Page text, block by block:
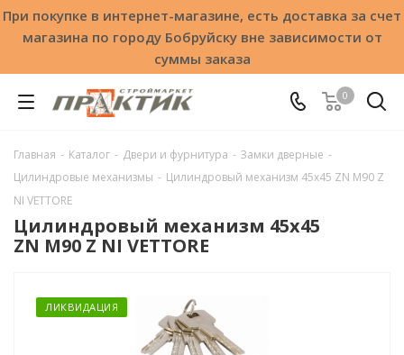
При покупке в интернет-магазине, есть доставка за счет
магазина по городу Бобруйску вне зависимости от
суммы заказа
0
Главная - Каталог - Двери и фурнитура - Замки дверные -
Цилиндровые механизмы - Цилиндровый механизм 45x45 ZN M90 Z
NI VЕTTORE
Цилиндровый механизм 45x45
ZN M90 Z NI VЕTTORE
ЛИКВИДАЦИЯ